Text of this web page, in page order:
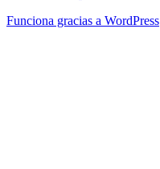
Funciona gracias a WordPress